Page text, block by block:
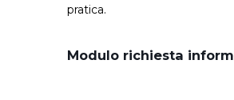
pratica.
Modulo richiesta